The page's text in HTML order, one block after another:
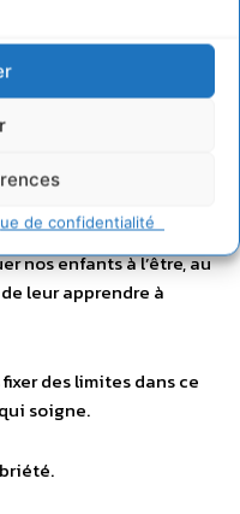
de confidentialité
des pans entiers de
vers l’utile et non
nos enfants à l’être, au
leur apprendre à
des limites dans ce
soigne.